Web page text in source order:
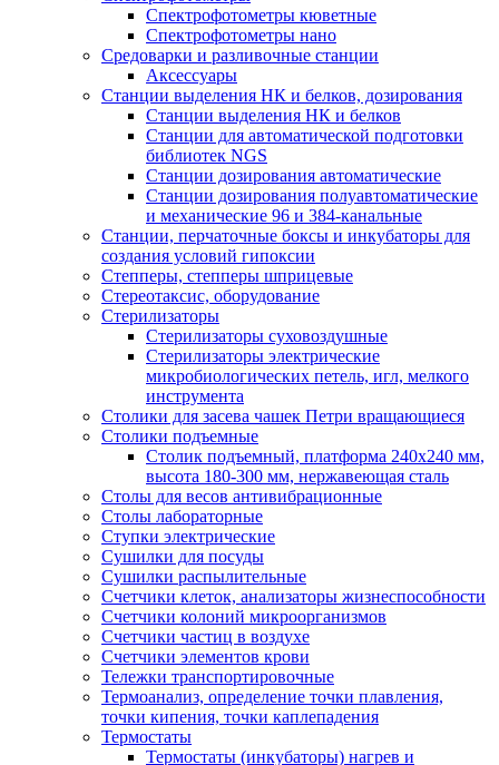
Спектрофотометры кюветные
Спектрофотометры нано
Средоварки и разливочные станции
Аксессуары
Станции выделения НК и белков, дозирования
Станции выделения НК и белков
Станции для автоматической подготовки
библиотек NGS
Станции дозирования автоматические
Станции дозирования полуавтоматические
и механические 96 и 384-канальные
Станции, перчаточные боксы и инкубаторы для
создания условий гипоксии
Степперы, степперы шприцевые
Стереотаксис, оборудование
Стерилизаторы
Стерилизаторы суховоздушные
Стерилизаторы электрические
микробиологических петель, игл, мелкого
инструмента
Столики для засева чашек Петри вращающиеся
Столики подъемные
Столик подъемный, платформа 240х240 мм,
высота 180-300 мм, нержавеющая сталь
Столы для весов антивибрационные
Столы лабораторные
Ступки электрические
Сушилки для посуды
Сушилки распылительные
Счетчики клеток, анализаторы жизнеспособности
Счетчики колоний микроорганизмов
Счетчики частиц в воздухе
Счетчики элементов крови
Тележки транспортировочные
Термоанализ, определение точки плавления,
точки кипения, точки каплепадения
Термостаты
Термостаты (инкубаторы) нагрев и